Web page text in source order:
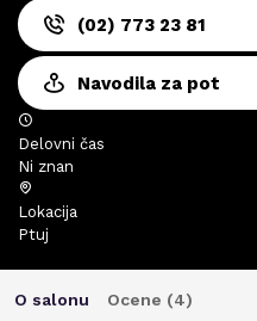
(02) 773 23 81
Navodila za pot
Delovni čas
Ni znan
Lokacija
Ptuj
O salonu Ocene (4)